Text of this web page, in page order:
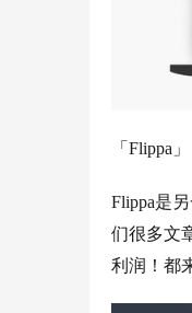
「Flippa」
Flippa是
们很多文
利润！都